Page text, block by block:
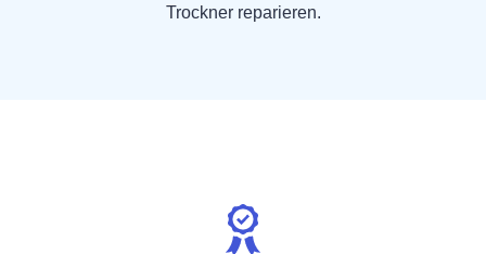
Trockner reparieren.